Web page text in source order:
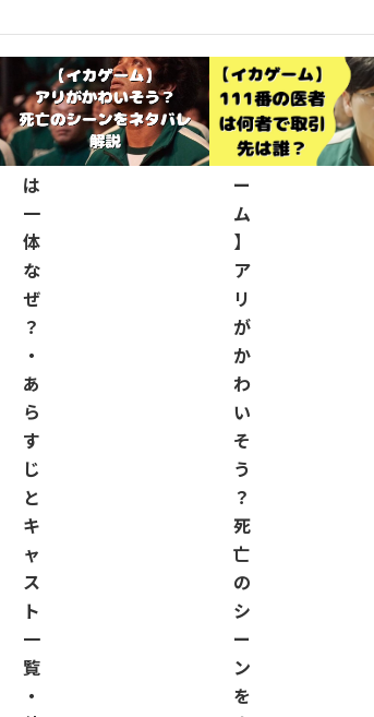
キ
ム
秘
書
は
一
体
な
ぜ
？
・
あ
ら
す
じ
と
キ
ャ
ス
ト
一
覧
・
【
イ
カ
ゲ
ー
ム
】
ア
リ
が
か
わ
い
そ
う
？
死
亡
の
シ
ー
ン
を